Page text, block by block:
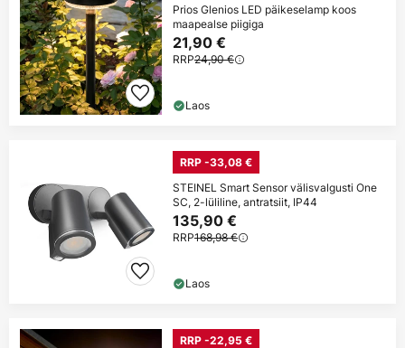
Prios Glenios LED päikeselamp koos
maapealse piigiga
21,90 €
RRP24,90 €
Laos
RRP -33,08 €
STEINEL Smart Sensor välisvalgusti One
SC, 2-lüliline, antratsiit, IP44
135,90 €
RRP168,98 €
Laos
RRP -22,95 €